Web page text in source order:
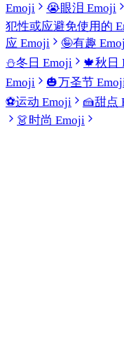
Emoji
😭眼泪 Emoji
犯性或应避免使用的
应 Emoji
🤪有趣
⛄冬日 Emoji 🍁秋日
Emoji
🎃万圣节
⚽运动 Emoji 🍰甜点
👗时尚 Emoji